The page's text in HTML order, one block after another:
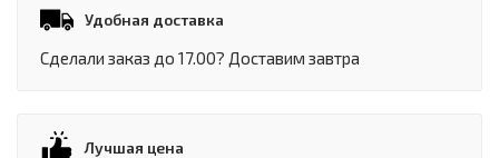
Удобная доставка
Сделали заказ до 17.00? Доставим завтра
Лучшая цена